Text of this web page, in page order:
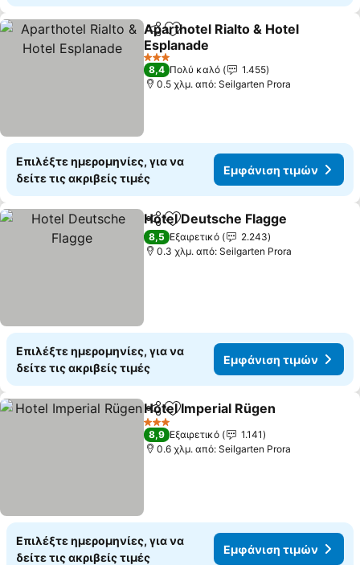
Κοινοποίηση
Προσθήκη στα αγαπημένα
Aparthotel Rialto & Hotel
Esplanade
3 Αστέρια
8,4 Πολύ καλό
1.455
0.5 χλμ. από: Seilgarten Prora
Επιλέξτε ημερομηνίες, για να
δείτε τις ακριβείς τιμές
Εμφάνιση τιμών
Κοινοποίηση
Προσθήκη στα αγαπημένα
Hotel Deutsche Flagge
8,5 Εξαιρετικό
2.243
0.3 χλμ. από: Seilgarten Prora
Επιλέξτε ημερομηνίες, για να
δείτε τις ακριβείς τιμές
Εμφάνιση τιμών
Κοινοποίηση
Προσθήκη στα αγαπημένα
Hotel Imperial Rügen
3 Αστέρια
8,9 Εξαιρετικό
1.141
0.6 χλμ. από: Seilgarten Prora
Επιλέξτε ημερομηνίες, για να
δείτε τις ακριβείς τιμές
Εμφάνιση τιμών